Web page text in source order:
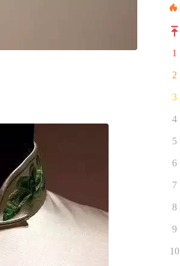
1
2
3
4
5
6
7
8
9
10